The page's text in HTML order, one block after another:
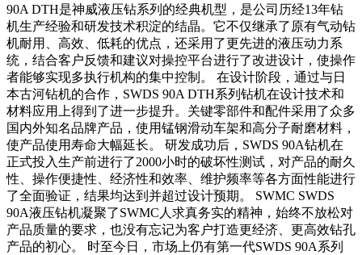
90A DTH是神威液压钻系列的经典机型，是公司历经13年钻
机生产经验和研发技术积淀的结晶。它不仅继承了原有气动钻
机耐用、高效、低耗的优点，还采用了更先进的液压动力系
统，结合客户反馈和建议对操控平台进行了改进设计，使操作
者能够实现多执行机构的集中控制。 在设计阶段，通过与日
本古河钻机的合作，SWDS 90A DTH系列钻机在设计技术和
材料应用上得到了进一步提升。关键零部件和配件采用了众多
国内外知名品牌产品，使用锰钢滑动车架和高分子耐磨材料，
使产品使用寿命大幅延长。 研发成功后，SWDS 90A钻机在
正式投入生产前进行了2000小时的破坏性测试，对产品的耐久
性、操作便捷性、经济性和效率、维护频率等各方面性能进行
了全面验证，结果均达到并超过设计预期。 SWMC SWDS
90A液压钻机凝聚了SWMC人求真务实的精神，始终不放松对
产品质量的要求，也没有忘记为客户打造更经济、更高效钻孔
产品的初心。 时至今日，市场上仍有第一代SWDS 90A系列